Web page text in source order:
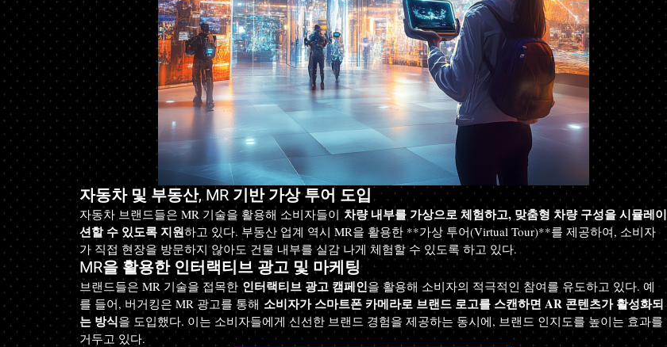
자동차 및 부동산, MR 기반 가상 투어 도입
자동차 브랜드들은 MR 기술을 활용해 소비자들이 차량 내부를 가상으로 체험하고, 맞춤형 차량 구성을 시뮬레이
션할 수 있도록 지원하고 있다. 부동산 업계 역시 MR을 활용한 **가상 투어(Virtual Tour)**를 제공하여, 소비자
가 직접 현장을 방문하지 않아도 건물 내부를 실감 나게 체험할 수 있도록 하고 있다.
MR을 활용한 인터랙티브 광고 및 마케팅
브랜드들은 MR 기술을 접목한 인터랙티브 광고 캠페인을 활용해 소비자의 적극적인 참여를 유도하고 있다. 예
를 들어, 버거킹은 MR 광고를 통해 소비자가 스마트폰 카메라로 브랜드 로고를 스캔하면 AR 콘텐츠가 활성화되
는 방식을 도입했다. 이는 소비자들에게 신선한 브랜드 경험을 제공하는 동시에, 브랜드 인지도를 높이는 효과를
거두고 있다.